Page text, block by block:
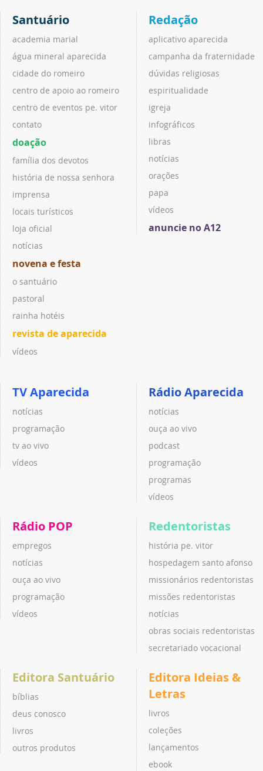
Santuário
academia marial
água mineral aparecida
cidade do romeiro
centro de apoio ao romeiro
centro de eventos pe. vitor
contato
doação
família dos devotos
história de nossa senhora
imprensa
locais turísticos
loja oficial
notícias
novena e festa
o santuário
pastoral
rainha hotéis
revista de aparecida
vídeos
Redação
aplicativo aparecida
campanha da fraternidade
dúvidas religiosas
espiritualidade
igreja
infográficos
libras
notícias
orações
papa
vídeos
anuncie no A12
TV Aparecida
notícias
programação
tv ao vivo
vídeos
Rádio Aparecida
notícias
ouça ao vivo
podcast
programação
programas
vídeos
Rádio POP
empregos
notícias
ouça ao vivo
programação
vídeos
Redentoristas
história pe. vitor
hospedagem santo afonso
missionários redentoristas
missões redentoristas
notícias
obras sociais redentoristas
secretariado vocacional
Editora Santuário
bíblias
deus conosco
livros
outros produtos
Editora Ideias &
Letras
livros
coleções
lançamentos
ebook